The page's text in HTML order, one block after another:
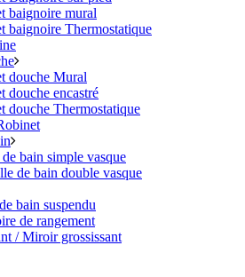
baignoire mural
baignoire Thermostatique
douche Mural
douche encastré
douche Thermostatique
bain simple vasque
de bain double vasque
bain suspendu
de rangement
/ Miroir grossissant